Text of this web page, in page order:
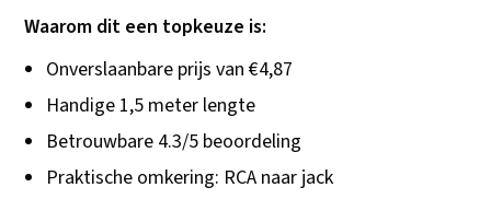
Waarom dit een topkeuze is:
Onverslaanbare prijs van €4,87
Handige 1,5 meter lengte
Betrouwbare 4.3/5 beoordeling
Praktische omkering: RCA naar jack